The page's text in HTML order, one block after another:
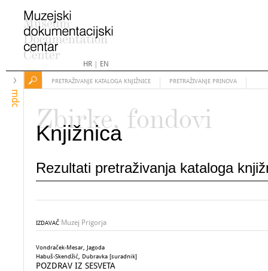
HR| EN
mdc
PRETRAŽIVANJE KATALOGA KNJIŽNICE PRETRAŽIVANJE PRINOVA
Zbirke, fondovi
Knjižnica
Rezultati pretraživanja kataloga
IZDAVAČ Muzej Prigorja
Vondraček-Mesar, Jagoda
Habuš-Skendžić, Dubravka [suradnik]
POZDRAV IZ SESVETA